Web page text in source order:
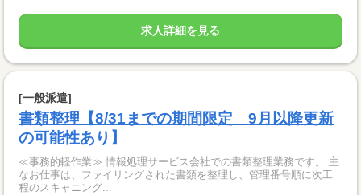
求人詳細を見る
[一般派遣]
書類整理【8/31までの期間限定 9月以降更新
の可能性あり】
≪事務的軽作業≫ 情報処理サービス会社での書類整理業務です。 主
なお仕事は、ファイリングされた書類を整理し、管理番号順に次工
程のスキャニング...